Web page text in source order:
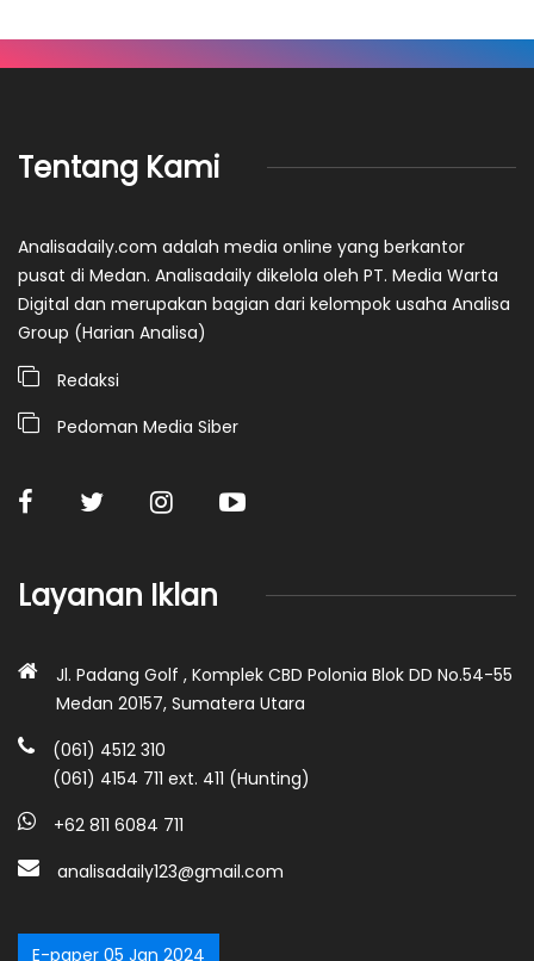
Tentang Kami
Analisadaily.com adalah media online yang berkantor
pusat di Medan. Analisadaily dikelola oleh PT. Media Warta
Digital dan merupakan bagian dari kelompok usaha Analisa
Group (Harian Analisa)
Redaksi
Pedoman Media Siber
Layanan Iklan
Jl. Padang Golf , Komplek CBD Polonia Blok DD No.54-55
Medan 20157, Sumatera Utara
(061) 4512 310
(061) 4154 711 ext. 411 (Hunting)
+62 811 6084 711
analisadaily123@gmail.com
E-paper 05 Jan 2024